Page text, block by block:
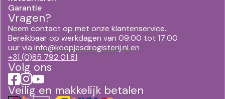
Garantie
Vragen?
Neem contact op met onze klantenservice.
Bereikbaar op werkdagen van 09:00 tot 17:00
uur via info@koopjesdrogisterij.nl en
+31 (0)85 792 01 81
Volg ons
Veilig en makkelijk betalen